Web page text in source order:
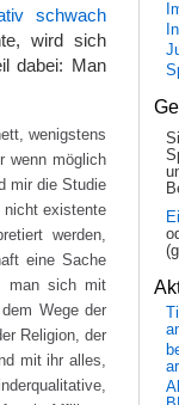
schwach
wird sich
dabei: Man
wenigstens
wenn möglich
mir die Studie
nicht existente
werden,
eine Sache
man sich mit
Wege der
Religion, der
mit ihr alles,